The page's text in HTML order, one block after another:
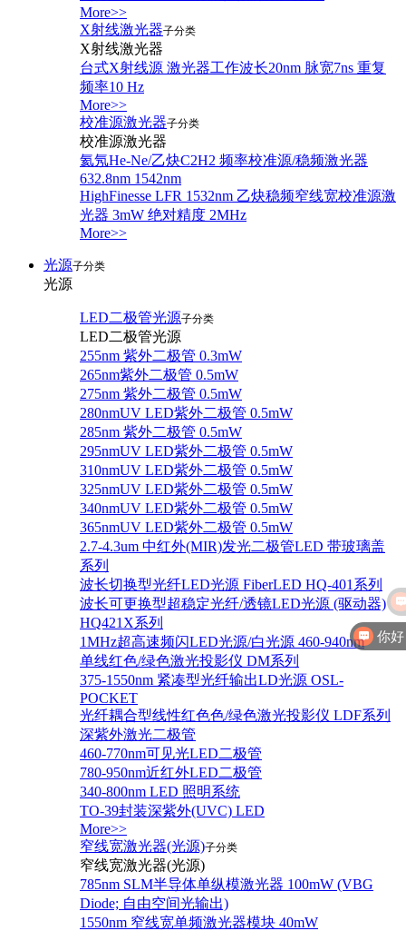
More>>
X射线激光器子分类
X射线激光器
台式X射线源 激光器工作波长20nm 脉宽7ns 重复
频率10 Hz
More>>
校准源激光器子分类
校准源激光器
氦氖He-Ne/乙炔C2H2 频率校准源/稳频激光器
632.8nm 1542nm
HighFinesse LFR 1532nm 乙炔稳频窄线宽校准源激
光器 3mW 绝对精度 2MHz
More>>
光源子分类
光源
LED二极管光源子分类
LED二极管光源
255nm 紫外二极管 0.3mW
265nm紫外二极管 0.5mW
275nm 紫外二极管 0.5mW
280nmUV LED紫外二极管 0.5mW
285nm 紫外二极管 0.5mW
295nmUV LED紫外二极管 0.5mW
310nmUV LED紫外二极管 0.5mW
325nmUV LED紫外二极管 0.5mW
340nmUV LED紫外二极管 0.5mW
365nmUV LED紫外二极管 0.5mW
2.7-4.3um 中红外(MIR)发光二极管LED 带玻璃盖
系列
波长切换型光纤LED光源 FiberLED HQ-401系列
波长可更换型超稳定光纤/透镜LED光源 (驱动器)
HQ421X系列
1MHz超高速频闪LED光源/白光源 460-940nm
单线红色/绿色激光投影仪 DM系列
375-1550nm 紧凑型光纤输出LD光源 OSL-
POCKET
光纤耦合型线性红色色/绿色激光投影仪 LDF系列
深紫外激光二极管
460-770nm可见光LED二极管
780-950nm近红外LED二极管
340-800nm LED 照明系统
TO-39封装深紫外(UVC) LED
More>>
窄线宽激光器(光源)子分类
窄线宽激光器(光源)
785nm SLM半导体单纵模激光器 100mW (VBG
Diode; 自由空间光输出)
1550nm 窄线宽单频激光器模块 40mW
你